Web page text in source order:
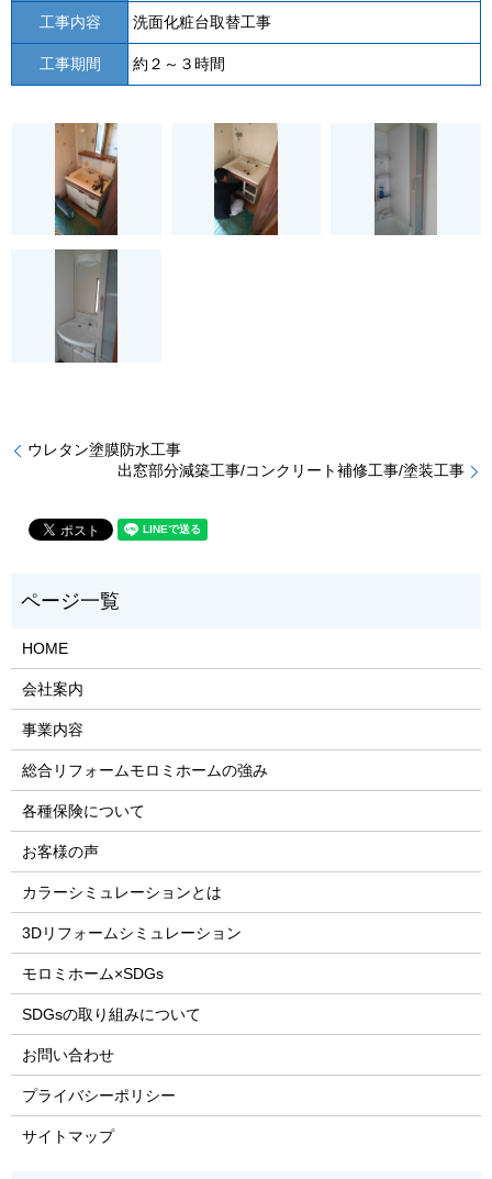
工事内容 洗面化粧台取替工事
工事期間 約２～３時間
ウレタン塗膜防水工事
出窓部分減築工事/コンクリート補修工事/塗装工事
HOME
会社案内
事業内容
総合リフォームモロミホームの強み
各種保険について
お客様の声
カラーシミュレーションとは
3Dリフォームシミュレーション
モロミホーム×SDGs
SDGsの取り組みについて
お問い合わせ
プライバシーポリシー
サイトマップ